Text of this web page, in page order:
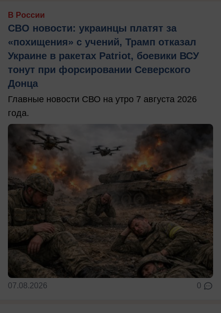
В России
СВО новости: украинцы платят за
«похищения» с учений, Трамп отказал
Украине в ракетах Patriot, боевики ВСУ
тонут при форсировании Северского
Донца
Главные новости СВО на утро 7 августа 2026
года.
07.08.2026 0